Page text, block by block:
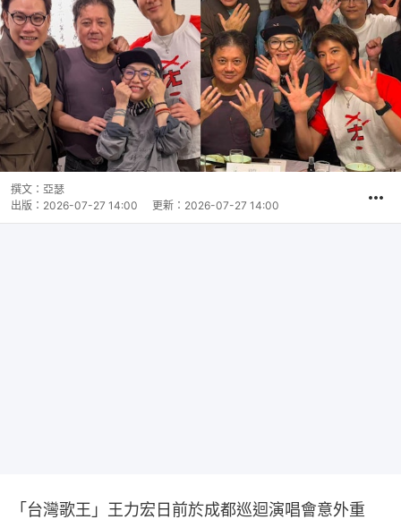
撰文： 亞瑟
出版： 2026-07-27 14:00 更新： 2026-07-27 14:00
「台灣歌王」王力宏日前於成都巡迴演唱會意外重